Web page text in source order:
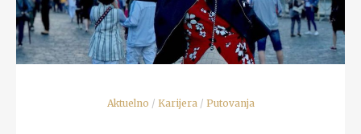
Aktuelno / Karijera/ Putovanja